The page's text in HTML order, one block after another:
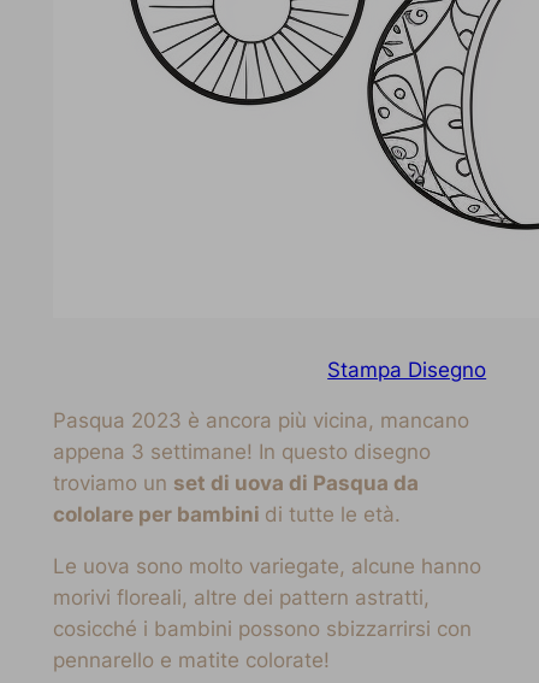
Stampa Disegno
Pasqua 2023 è ancora più vicina, mancano
appena 3 settimane! In questo disegno
troviamo un set di uova di Pasqua da
cololare per bambini di tutte le età.
Le uova sono molto variegate, alcune hanno
morivi floreali, altre dei pattern astratti,
cosicché i bambini possono sbizzarrirsi con
pennarello e matite colorate!